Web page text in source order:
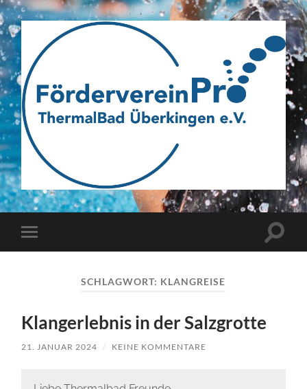
Webseite
des
Fördervereins
Menü
SCHLAGWORT: KLANGREISE
Klangerlebnis in der Salzgrotte
21. JANUAR 2024 / KEINE KOMMENTARE